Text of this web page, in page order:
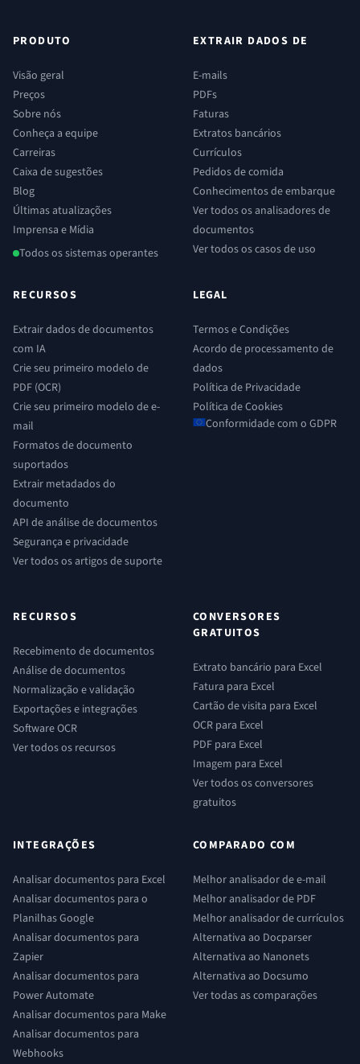
PRODUTO
Visão geral
Preços
Sobre nós
Conheça a equipe
Carreiras
Caixa de sugestões
Blog
Últimas atualizações
Imprensa e Mídia
Todos os sistemas operantes
EXTRAIR DADOS DE
E-mails
PDFs
Faturas
Extratos bancários
Currículos
Pedidos de comida
Conhecimentos de embarque
Ver todos os analisadores de
documentos
Ver todos os casos de uso
RECURSOS
Extrair dados de documentos
com IA
Crie seu primeiro modelo de
PDF (OCR)
Crie seu primeiro modelo de e-
mail
Formatos de documento
suportados
Extrair metadados do
documento
API de análise de documentos
Segurança e privacidade
Ver todos os artigos de suporte
LEGAL
Termos e Condições
Acordo de processamento de
dados
Política de Privacidade
Política de Cookies
Conformidade com o GDPR
RECURSOS
Recebimento de documentos
Análise de documentos
Normalização e validação
Exportações e integrações
Software OCR
Ver todos os recursos
CONVERSORES
GRATUITOS
Extrato bancário para Excel
Fatura para Excel
Cartão de visita para Excel
OCR para Excel
PDF para Excel
Imagem para Excel
Ver todos os conversores
gratuitos
INTEGRAÇÕES
Analisar documentos para Excel
Analisar documentos para o
Planilhas Google
Analisar documentos para
Zapier
Analisar documentos para
Power Automate
Analisar documentos para Make
Analisar documentos para
Webhooks
COMPARADO COM
Melhor analisador de e-mail
Melhor analisador de PDF
Melhor analisador de currículos
Alternativa ao Docparser
Alternativa ao Nanonets
Alternativa ao Docsumo
Ver todas as comparações